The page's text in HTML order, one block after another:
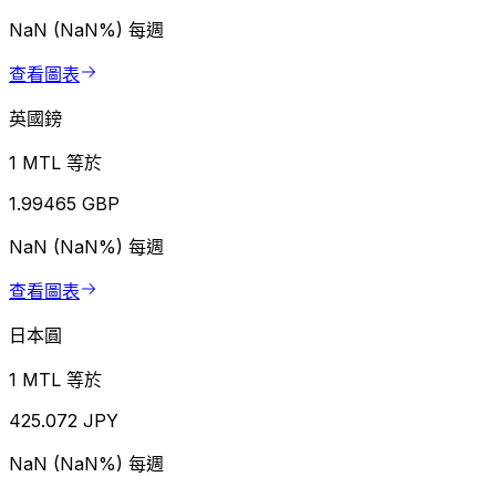
NaN (NaN%) 每週
查看圖表
英國鎊
1 MTL 等於
1.99465 GBP
NaN (NaN%) 每週
查看圖表
日本圓
1 MTL 等於
425.072 JPY
NaN (NaN%) 每週